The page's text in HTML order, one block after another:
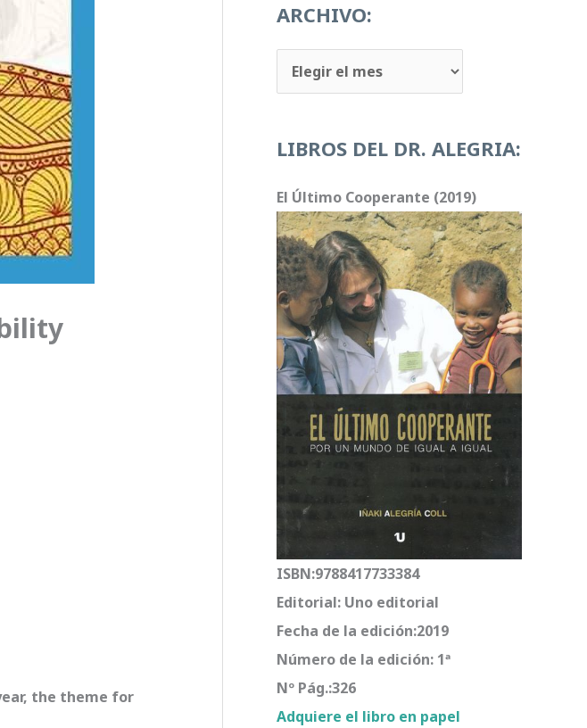
the theme for
u
o
d
v
í
d
e
o
ARCHIVO:
R
H
V
O
:
LIBROS DEL DR. ALEGRIA:
El Último Cooperante (2019)
ISBN:9788417733384
Editorial: Uno editorial
Fecha de la edición:2019
Número de la edición: 1ª
Nº Pág.:326
Adquiere el libro en papel